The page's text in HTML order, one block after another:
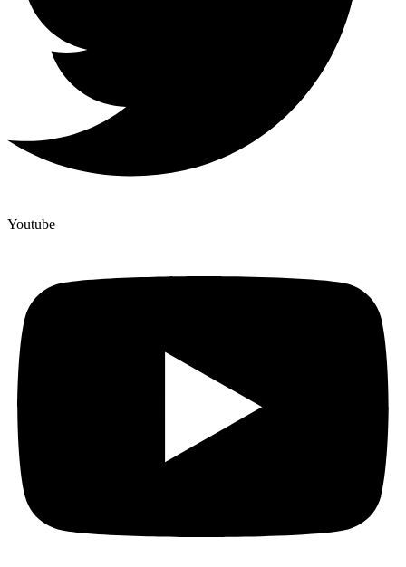
Youtube